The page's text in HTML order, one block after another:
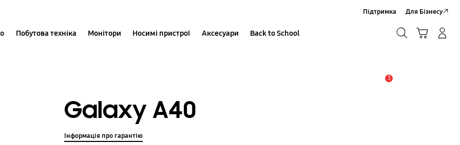
Побутова техніка Монітори Носимі пристрої Аксесуари Back to School
Підтримка Для Бізнесу
3
Galaxy A40
Інформація про гарантію